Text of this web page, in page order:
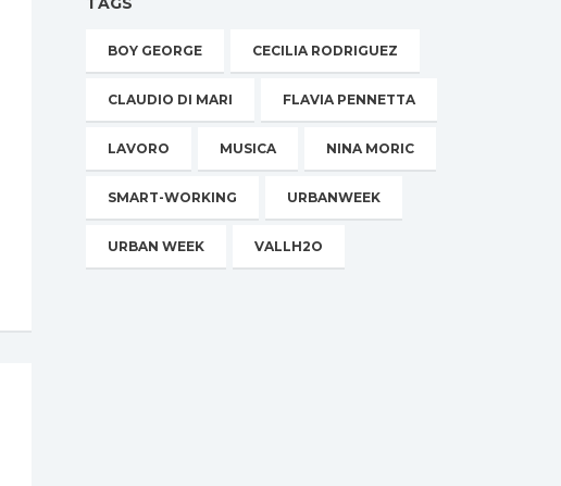
BOY GEORGE CECILIA RODRIGUEZ
CLAUDIO DI MARI FLAVIA PENNETTA
LAVORO MUSICA NINA MORIC
SMART-WORKING URBANWEEK
URBAN WEEK VALLH2O